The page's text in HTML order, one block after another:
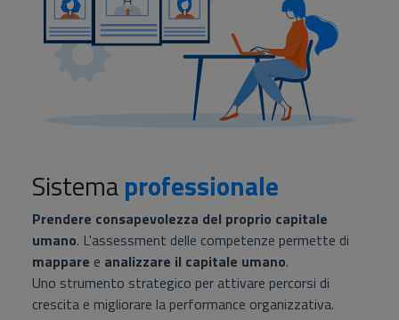
Sistemaprofessionale
Prendere consapevolezza del proprio capitale
umano. L'assessment delle competenze permette di
mappare e analizzare il capitale umano.
Uno strumento strategico per attivare percorsi di
crescita e migliorare la performance organizzativa.